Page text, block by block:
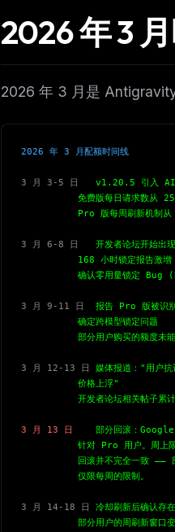
2026 年 3
2026 年 3 月是
2026 年 3 月配额时间线
3 月 3-5 日
v1.20.5 引入 AI
免费版每日请求数从 250
Pro 版每周刷新机制从 5
3 月 6-8 日
开发者论坛开始出现
168 小时锁定报告激增
确认零用量锁定 Bug
3 月 9-11 日
报告 Pro 版被识别
确定跨模型锁定问题
部分用户购买的额度未能
3 月 12-13 日
媒体报道："用
价格上浮"
开发者论坛相关帖子累计点
3 月 13 日
部分回滚：Google
针对 Pro 用户。周上限依然
回滚并不完全一致 —— 部分
仅限每周的限制。
3 月 14-18 日
冷却刷新后确认存
部分用户的周刷新窗口变
THIS WEEK'S DIGEST
MCP pick of the
New agent skill
Rules & workflow
Free · Weekly · 2 min read